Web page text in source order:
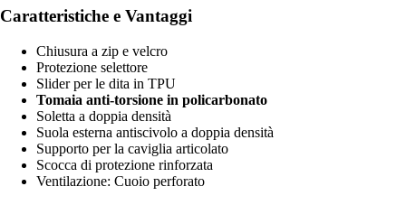
Caratteristiche e Vantaggi
Chiusura a zip e velcro
Protezione selettore
Slider per le dita in TPU
Tomaia anti-torsione in policarbonato
Soletta a doppia densità
Suola esterna antiscivolo a doppia densità
Supporto per la caviglia articolato
Scocca di protezione rinforzata
Ventilazione: Cuoio perforato